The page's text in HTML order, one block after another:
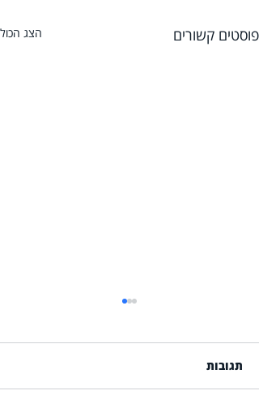
פוסטים קשורים הצג הכול
אם אתם לא חיים מתחת לסלע,
בטח שמעתם כבר על הצאט
תגובות